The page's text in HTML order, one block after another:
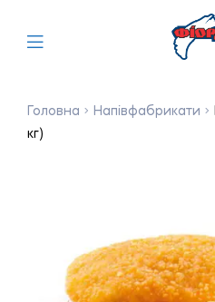
Головна Напівфабрикати
кг)